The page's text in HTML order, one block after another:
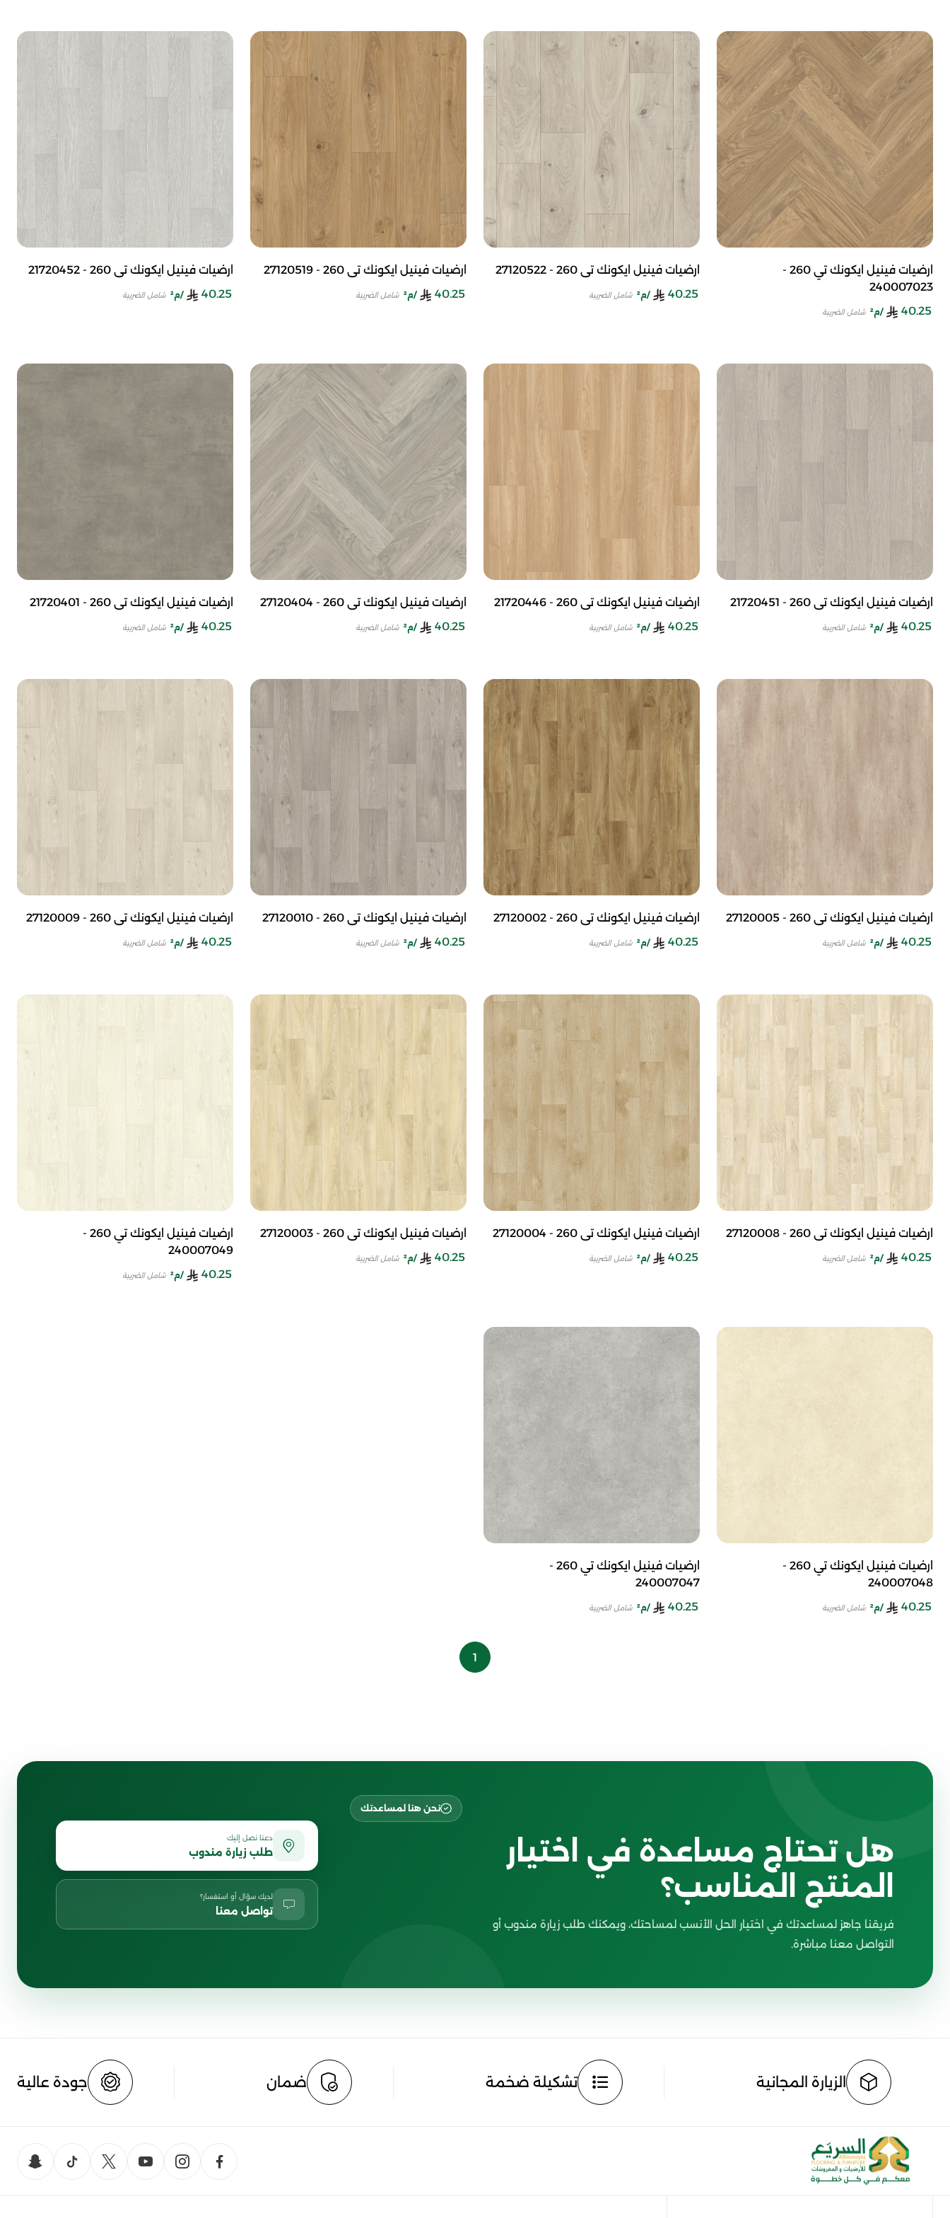
ارضيات فينيل ايكونك تي 260 -
240007023
40.25
/م² شامل الضريبة
ارضيات فينيل ايكونك تي 260 - 27120522
40.25
/م² شامل الضريبة
ارضيات فينيل ايكونك تي 260 - 27120519
40.25
/م² شامل الضريبة
ارضيات فينيل ايكونك تي 260 - 21720452
40.25
/م² شامل الضريبة
ارضيات فينيل ايكونك تي 260 - 21720451
40.25
/م² شامل الضريبة
ارضيات فينيل ايكونك تي 260 - 21720446
40.25
/م² شامل الضريبة
ارضيات فينيل ايكونك تي 260 - 27120404
40.25
/م² شامل الضريبة
ارضيات فينيل ايكونك تي 260 - 21720401
40.25
/م² شامل الضريبة
ارضيات فينيل ايكونك تي 260 - 27120005
40.25
/م² شامل الضريبة
ارضيات فينيل ايكونك تي 260 - 27120002
40.25
/م² شامل الضريبة
ارضيات فينيل ايكونك تي 260 - 27120010
40.25
/م² شامل الضريبة
ارضيات فينيل ايكونك تي 260 - 27120009
40.25
/م² شامل الضريبة
ارضيات فينيل ايكونك تي 260 - 27120008
40.25
/م² شامل الضريبة
ارضيات فينيل ايكونك تي 260 - 27120004
40.25
/م² شامل الضريبة
ارضيات فينيل ايكونك تي 260 - 27120003
40.25
/م² شامل الضريبة
ارضيات فينيل ايكونك تي 260 -
240007049
40.25
/م² شامل الضريبة
ارضيات فينيل ايكونك تي 260 -
240007048
40.25
/م² شامل الضريبة
ارضيات فينيل ايكونك تي 260 -
240007047
40.25
/م² شامل الضريبة
1
نحن هنا لمساعدتك
هل تحتاج مساعدة في اختيار
المنتج المناسب؟
فريقنا جاهز لمساعدتك في اختيار الحل الأنسب لمساحتك، ويمكنك طلب زيارة مندوب أو
التواصل معنا مباشرة.
دعنا نصل إليك
طلب زيارة مندوب
لديك سؤال أو استفسار؟
تواصل معنا
جودة عالية ضمان تشكيلة ضخمة الزيارة المجانية